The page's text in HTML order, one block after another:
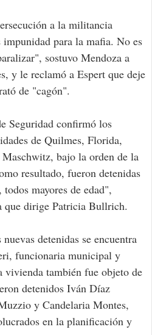
a la militancia
para la mafia. No es
sostuvo Mendoza a
y le reclamó a Espert que deje
de "cagón".
Seguridad confirmó los
de Quilmes, Florida,
bajo la orden de la
resultado, fueron detenidas
mayores de edad",
que dirige Patricia Bullrich.
detenidas se encuentra
funcionaria municipal y
vivienda también fue objeto de
detenidos Iván Díaz
y Candelaria Montes,
en la planificación y